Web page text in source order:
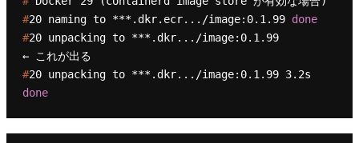
#20 naming to ***.dkr.ecr.../image:0.1.99 done
#20 unpacking to ***.dkr.../image:0.1.99
← これが出る
#
done